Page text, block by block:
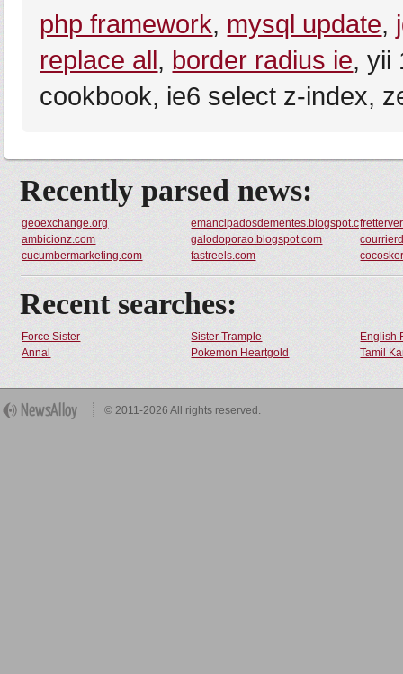
php framework, mysql update,
replace all, border radius ie, yii
cookbook, ie6 select z-index,
Recently parsed news:
geoexchange.org emancipadosdementes.blogspot.com
ambicionz.com
galodoporao.blogspot.com
cucumbermarketing.com
fastreels.com
Recent searches:
Force Sister Sister Trample
English
Annal
Pokemon Heartgold Tamil
© 2011-2026 All rights reserved.